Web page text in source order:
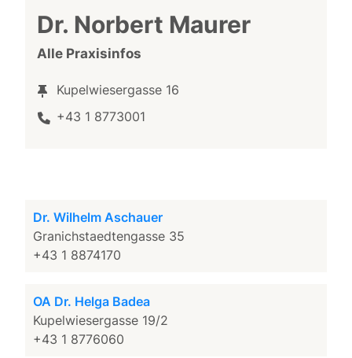
Dr. Norbert Maurer
Alle Praxisinfos
Kupelwiesergasse 16
+43 1 8773001
Dr. Wilhelm Aschauer
Granichstaedtengasse 35
+43 1 8874170
OA Dr. Helga Badea
Kupelwiesergasse 19/2
+43 1 8776060